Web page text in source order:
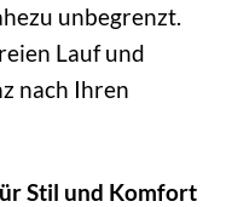
unbegrenzt.
Lauf und
nach Ihren
Stil und Komfort